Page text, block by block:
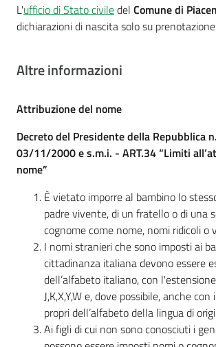
L'ufficio di Stato civiledel Comune di
dichiarazioni di nascita solo su
Altre informazioni
Attribuzione del nome
Decreto del Presidente della Repubblica
03/11/2000 e s.m.i. - ART.34 “Limiti
nome”
È vietato imporre al bambino lo
padre vivente, di un fratello o di una
cognome come nome, nomi ridicoli o
I nomi stranieri che sono imposti ai
cittadinanza italiana devono essere
dell’alfabeto italiano, con
J,K,X,Y,W e, dove possibile, anche
propri dell’alfabeto della lingua di
Ai figli di cui non sono conosciuti i